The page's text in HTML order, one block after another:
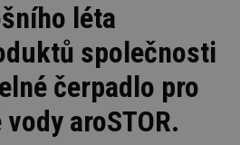
léta
společnosti
čerpadlo pro
aroSTOR.